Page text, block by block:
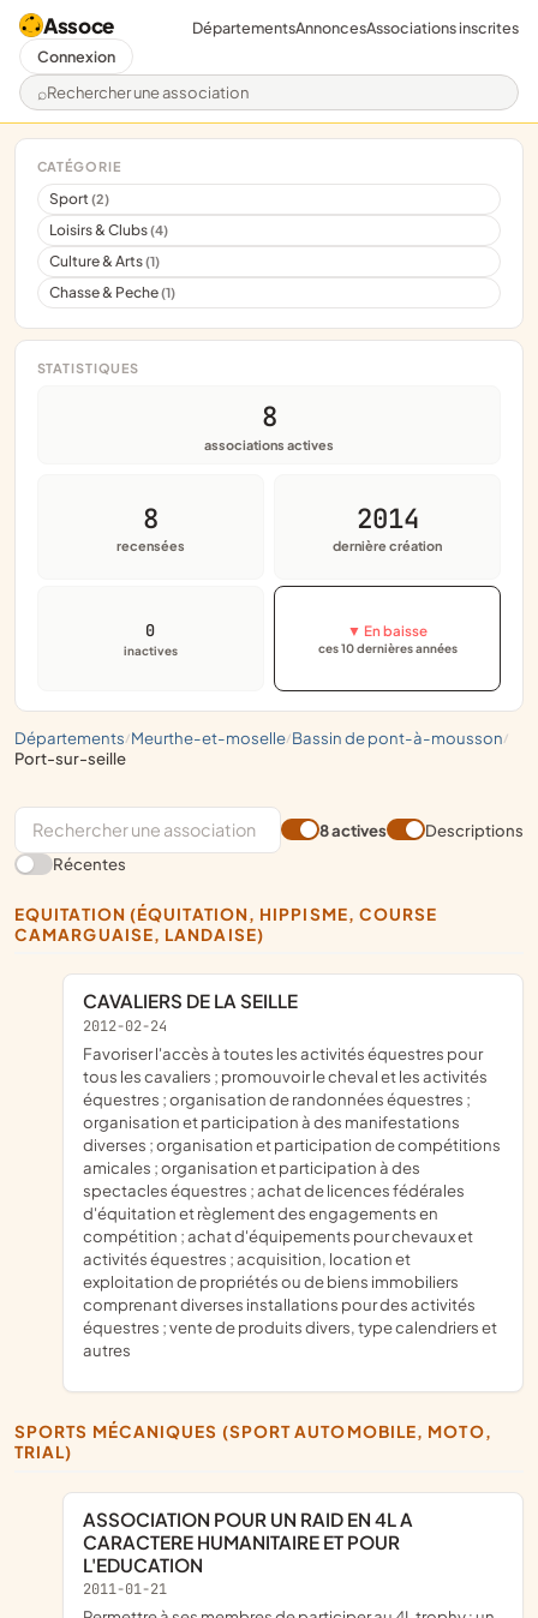
Assoce
Rechercher une association
DépartementsAnnoncesAssociations inscrites
Connexion
départements/ meurthe-et-moselle/ bassin de pont-à-mousson/
port-sur-seille
CATÉGORIE
Sport(2)
Loisirs & Clubs(4)
Culture & Arts(1)
Chasse & Peche(1)
STATISTIQUES
8
associations actives
8
recensées
2014
dernière création
0
inactives
▼ En baisse
ces 10 dernières années
8 actives
Descriptions
Récentes
EQUITATION (ÉQUITATION, HIPPISME, COURSE
CAMARGUAISE, LANDAISE)
CAVALIERS DE LA SEILLE
2012-02-24
favoriser l'accès à toutes les activités équestres pour
tous les cavaliers ; promouvoir le cheval et les activités
équestres ; organisation de randonnées équestres ;
organisation et participation à des manifestations
diverses ; organisation et participation de compétitions
amicales ; organisation et participation à des
spectacles équestres ; achat de licences fédérales
d'équitation et règlement des engagements en
compétition ; achat d'équipements pour chevaux et
activités équestres ; acquisition, location et
exploitation de propriétés ou de biens immobiliers
comprenant diverses installations pour des activités
équestres ; vente de produits divers, type calendriers et
autres
SPORTS MÉCANIQUES (SPORT AUTOMOBILE, MOTO,
TRIAL)
ASSOCIATION POUR UN RAID EN 4L A
CARACTERE HUMANITAIRE ET POUR
L'EDUCATION
2011-01-21